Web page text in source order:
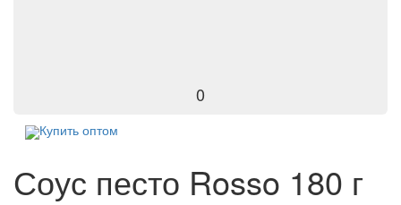
0
Купить оптом
Соус песто Rosso 180 г